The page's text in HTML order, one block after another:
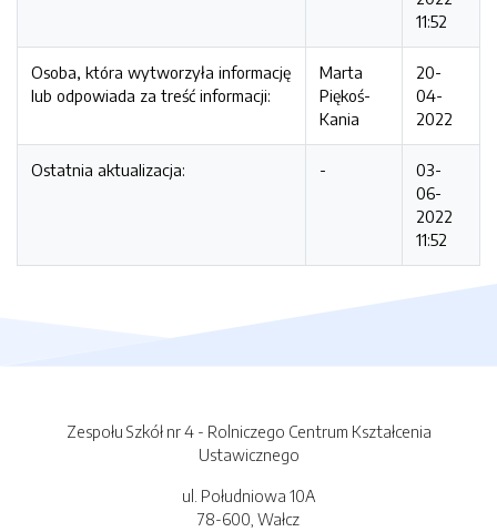
11:52
Osoba, która wytworzyła informację
lub odpowiada za treść informacji:
Marta
Piękoś-
Kania
20-
04-
2022
Ostatnia aktualizacja: -
03-
06-
2022
11:52
Zespołu Szkół nr 4 - Rolniczego Centrum Kształcenia
Ustawicznego
ul. Południowa 10A
78-600, Wałcz